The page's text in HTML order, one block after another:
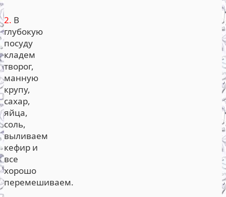
2. В
глубокую
посуду
кладем
творог,
манную
крупу,
сахар,
яйца,
соль,
выливаем
кефир и
все
хорошо
перемешиваем.